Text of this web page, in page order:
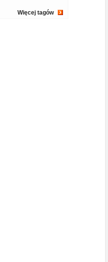
Więcej tagów